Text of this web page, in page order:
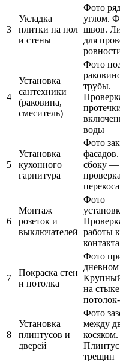
3
Укладка
плитки на пол
и стены
Фото
углом.
швов.
для
4
Установка
сантехники
(раковина,
смеситель)
Фото
трубы.
воды
5
Установка
кухонного
гарнитура
Фото
сбоку —
проверка
перекоса
6
Монтаж
розеток и
выключателей
Фото
работы
контакта
7
Покраска стен
и потолка
Фото
дневном
на стыке
8
Установка
плинтусов и
дверей
Фото
между
косяком.
трещин